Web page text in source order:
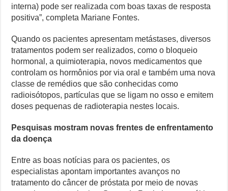
interna) pode ser realizada com boas taxas de resposta
positiva”, completa Mariane Fontes.
Quando os pacientes apresentam metástases, diversos
tratamentos podem ser realizados, como o bloqueio
hormonal, a quimioterapia, novos medicamentos que
controlam os hormônios por via oral e também uma nova
classe de remédios que são conhecidas como
radioisótopos, partículas que se ligam no osso e emitem
doses pequenas de radioterapia nestes locais.
Pesquisas mostram novas frentes de enfrentamento
da doença
Entre as boas notícias para os pacientes, os
especialistas apontam importantes avanços no
tratamento do câncer de próstata por meio de novas